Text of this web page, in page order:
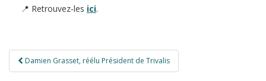
📍 Retrouvez-les ici.
Navigation
de
Damien Grasset, réélu Président de Trivalis